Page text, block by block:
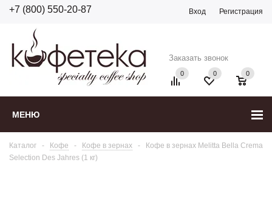
+7 (800) 550-20-87 Вход Регистрация
МЕНЮ
Заказать звонок
0 0
0
Каталог - Кофе - Кофе в зернах -
Кофе в зернах Melitta Bella Crema
Selection Des Jahres (1 кг)